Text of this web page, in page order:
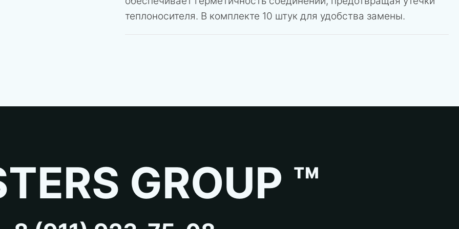
теплоносителя. В комплекте 10 штук для удобства замены.
GROUP ™